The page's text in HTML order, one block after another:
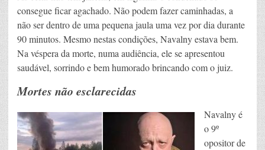
consegue ficar agachado. Não podem fazer caminhadas, a
não ser dentro de uma pequena jaula uma vez por dia durante
90 minutos. Mesmo nestas condições, Navalny estava bem.
Na véspera da morte, numa audiência, ele se apresentou
saudável, sorrindo e bem humorado brincando com o juiz.
Mortes não esclarecidas
Navalny é
o 9º
opositor de